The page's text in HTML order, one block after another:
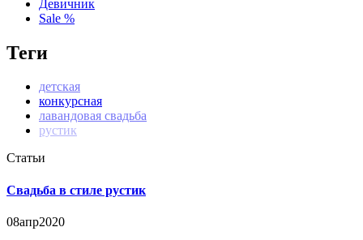
Девичник
Sale %
Теги
детская
конкурсная
лавандовая свадьба
рустик
Статьи
Свадьба в стиле рустик
08апр2020